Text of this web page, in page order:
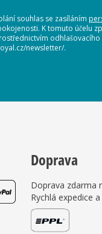
souhlas se zasíláním
K tomuto účelu
newsletter/.
Doprava
Doprava zdarma
Rychlá expedice